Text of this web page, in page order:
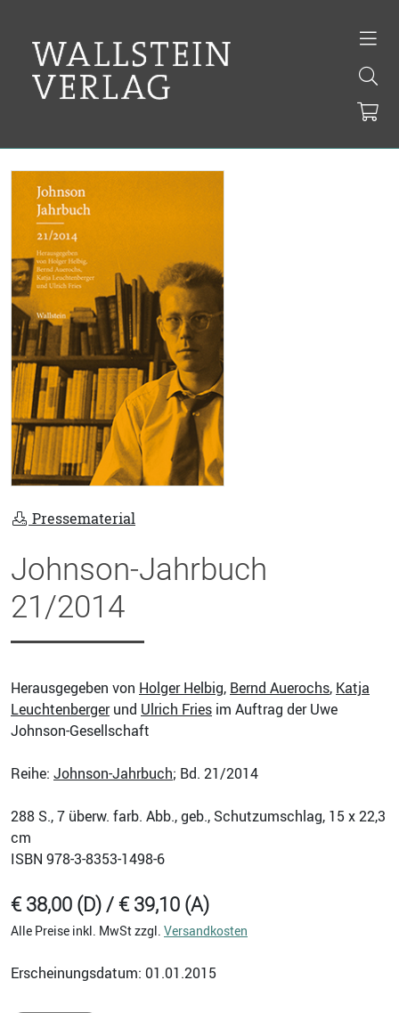
Pressematerial
Johnson-Jahrbuch
21/2014
Herausgegeben von Holger Helbig, Bernd Auerochs, Katja
Leuchtenbergerund Ulrich Fries im Auftrag der Uwe
Johnson-Gesellschaft
Reihe: Johnson-Jahrbuch; Bd. 21/2014
288 S., 7 überw. farb. Abb., geb., Schutzumschlag, 15 x 22,3
cm
ISBN 978-3-8353-1498-6
€ 38,00 (D) / € 39,10 (A)
Alle Preise inkl. MwSt zzgl. Versandkosten
Erscheinungsdatum: 01.01.2015